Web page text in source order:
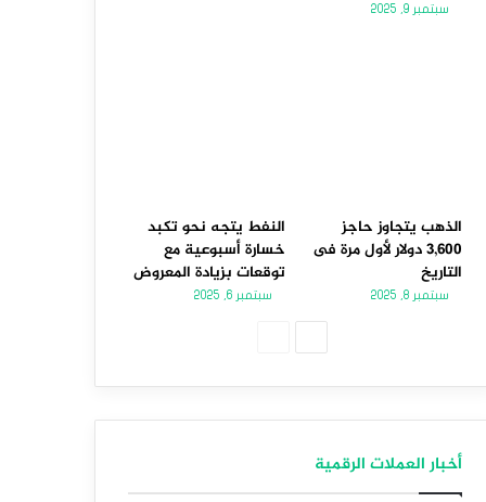
سبتمبر 9, 2025
الذهب يتجاوز حاجز
3,600 دولار لأول مرة فى
التاريخ
سبتمبر 8, 2025
النفط يتجه نحو تكبد
خسارة أسبوعية مع
توقعات بزيادة المعروض
سبتمبر 6, 2025
أخبار العملات الرقمية